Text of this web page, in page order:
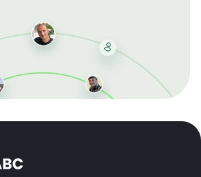
erhalten schnelle Lieferung und